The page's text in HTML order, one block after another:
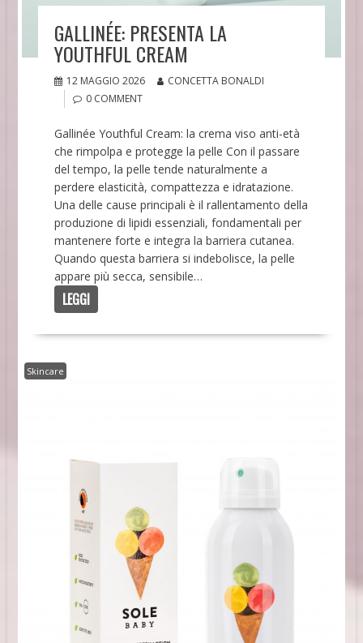
GALLINÉE: PRESENTA LA
YOUTHFUL CREAM
12 MAGGIO 2026
CONCETTA BONALDI
0 COMMENT
Gallinée Youthful Cream: la crema viso anti-età
che rimpolpa e protegge la pelle Con il passare
del tempo, la pelle tende naturalmente a
perdere elasticità, compattezza e idratazione.
Una delle cause principali è il rallentamento della
produzione di lipidi essenziali, fondamentali per
mantenere forte e integra la barriera cutanea.
Quando questa barriera si indebolisce, la pelle
appare più secca, sensibile…
LEGGI
Skincare